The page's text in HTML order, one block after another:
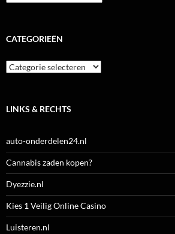
CATEGORIEËN
Categorieën
LINKS & RECHTS
auto-onderdelen24.nl
Cannabis zaden kopen?
Dyezzie.nl
Kies 1 Veilig Online Casino
Luisteren.nl